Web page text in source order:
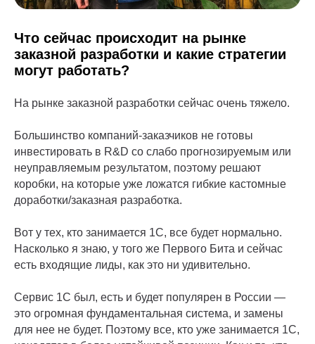
Что сейчас происходит на рынке
заказной разработки и какие стратегии
могут работать?
На рынке заказной разработки сейчас очень тяжело.
Большинство компаний-заказчиков не готовы
инвестировать в R&D со слабо прогнозируемым или
неуправляемым результатом, поэтому решают
коробки, на которые уже ложатся гибкие кастомные
доработки/заказная разработка.
Вот у тех, кто занимается 1С, все будет нормально.
Насколько я знаю, у того же Первого Бита и сейчас
есть входящие лиды, как это ни удивительно.
Сервис 1С был, есть и будет популярен в России —
это огромная фундаментальная система, и замены
для нее не будет. Поэтому все, кто уже занимается 1С,